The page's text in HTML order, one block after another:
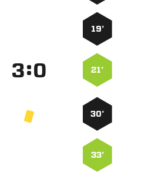
19’
: 21’
30’
33’